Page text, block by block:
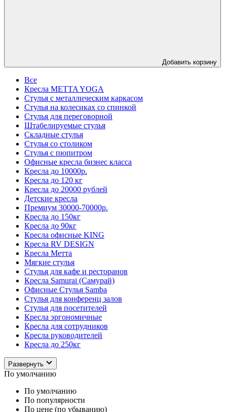
Добавить корзину
Все
Кресла METTA YOGA
Стулья с металлическим каркасом
Стулья на колесиках со спинкой
Стулья для переговорной
Штабелируемые стулья
Складные стулья
Стулья со столиком
Стулья с пюпитром
Офисные кресла бизнес класса
Кресла до 10000р.
Кресла до 120 кг
Кресла до 20000 рублей
Детские кресла
Премиум 30000-70000р.
Кресла до 150кг
Кресла до 90кг
Кресла офисные KING
Кресла RV DESIGN
Кресла Метта
Мягкие стулья
Стулья для кафе и ресторанов
Кресла Samurai (Самурай)
Офисные Стулья Samba
Стулья для конференц залов
Стулья для посетителей
Кресла эргономичные
Кресла для сотрудников
Кресла руководителей
Кресла до 250кг
Развернуть
По умолчанию
По умолчанию
По популярности
По цене (по убыванию)